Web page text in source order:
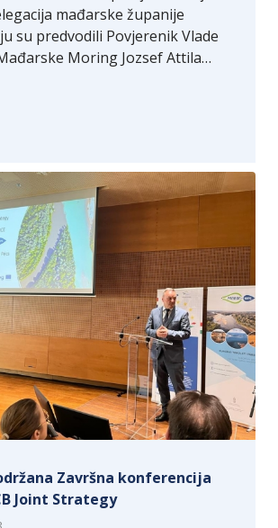
mađarske županije
su predvodili Povjerenik Vlade
Moring Jozsef Attila…
Završna konferencija
Joint Strategy